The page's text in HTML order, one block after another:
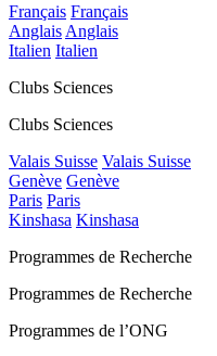
Français Français
Anglais Anglais
Italien Italien
Clubs Sciences
Clubs Sciences
Valais Suisse Valais Suisse
Genève Genève
Paris Paris
Kinshasa Kinshasa
Programmes de Recherche
Programmes de Recherche
Programmes de l’ONG